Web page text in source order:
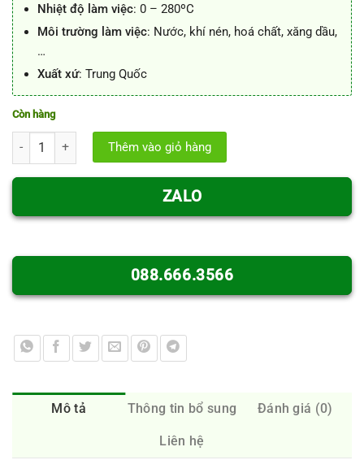
Nhiệt độ làm việc: 0 – 280ºC
Môi trường làm việc: Nước, khí nén, hoá chất, xăng dầu,
…
Xuất xứ: Trung Quốc
Còn hàng
Tê clamp inox vi sinh - Tê vi sinh nối clamp inox số lượng
Thêm vào giỏ hàng
ZALO
088.666.3566
Mô tả Thông tin bổ sung Đánh giá (0)
Liên hệ